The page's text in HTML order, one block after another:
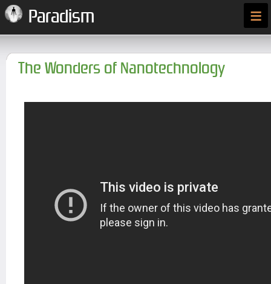
Paradism ≡
The Wonders of Nanotechnology